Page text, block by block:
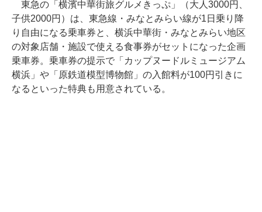
東急の「横濱中華街旅グルメきっぷ」（大人3000円、
子供2000円）は、東急線・みなとみらい線が1日乗り降
り自由になる乗車券と、横浜中華街・みなとみらい地区
の対象店舗・施設で使える食事券がセットになった企画
乗車券。乗車券の提示で「カップヌードルミュージアム
横浜」や「原鉄道模型博物館」の入館料が100円引きに
なるといった特典も用意されている。